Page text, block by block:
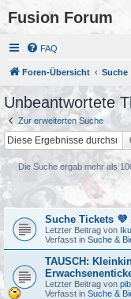
Fusion Forum
FAQ
Foren-Übersicht Suche
Unbeantwortete
Zur erweiterten Suche
Die Suche ergab mehr als
Suche Tickets 💜
Letzter Beitrag von
Verfasst in Suche &
TAUSCH:
Letzter Beitrag von pib
Verfasst in Suche &